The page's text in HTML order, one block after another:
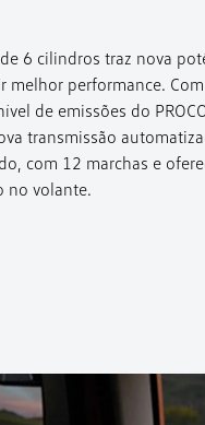
6 cilindros traz nova
performance.
de emissões do
transmissão
com 12 marchas e
no volante.